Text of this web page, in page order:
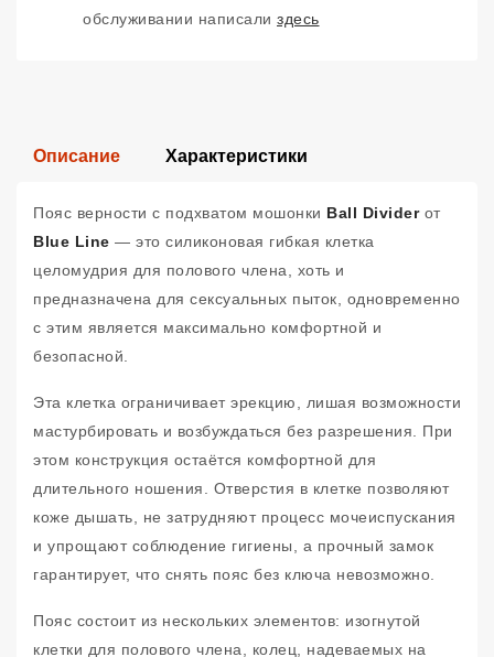
обслуживании написали здесь
Описание Характеристики
Пояс верности с подхватом мошонки Ball Dividerот
Blue Line — это силиконовая гибкая клетка
целомудрия для полового члена, хоть и
предназначена для сексуальных пыток, одновременно
с этим является максимально комфортной и
безопасной.
Эта клетка ограничивает эрекцию, лишая возможности
мастурбировать и возбуждаться без разрешения. При
этом конструкция остаётся комфортной для
длительного ношения. Отверстия в клетке позволяют
коже дышать, не затрудняют процесс мочеиспускания
и упрощают соблюдение гигиены, а прочный замок
гарантирует, что снять пояс без ключа невозможно.
Пояс состоит из нескольких элементов: изогнутой
клетки для полового члена, колец, надеваемых на